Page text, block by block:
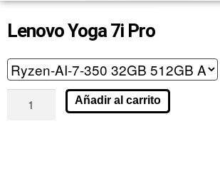
Lenovo Yoga 7i Pro
Añadir al carrito